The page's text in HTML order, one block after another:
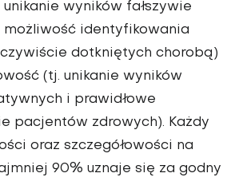
unikanie wyników fałszywie
identyfikowania
dotkniętych chorobą)
(tj. unikanie wyników
i prawidłowe
pacjentów zdrowych). Każdy
oraz szczegółowości na
90% uznaje się za godny